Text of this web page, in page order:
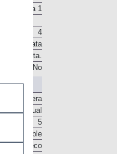
10,1 a 1
4
en la culata
Indirecta.
No
Delantera
Manual
5
disponible
en seco